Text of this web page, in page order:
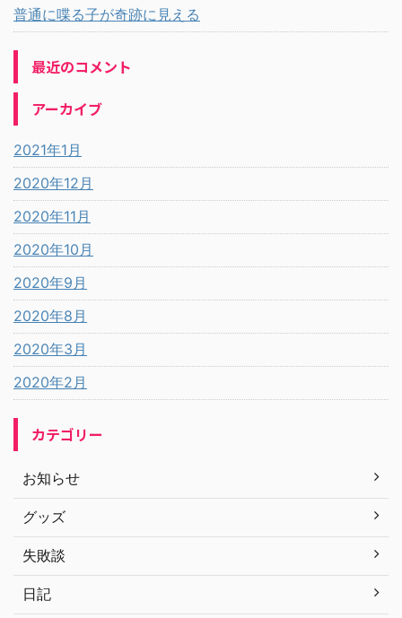
普通に喋る子が奇跡に見える
最近のコメント
アーカイブ
2021年1月
2020年12月
2020年11月
2020年10月
2020年9月
2020年8月
2020年3月
2020年2月
カテゴリー
お知らせ
グッズ
失敗談
日記